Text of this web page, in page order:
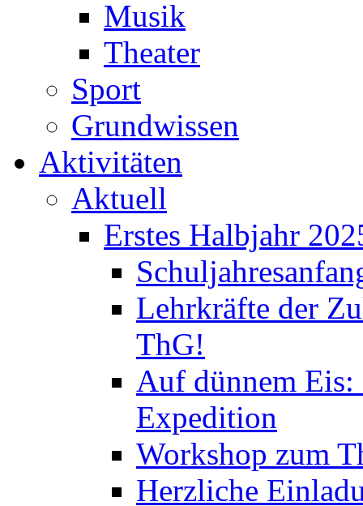
Musik
Theater
Sport
Grundwissen
Aktivitäten
Aktuell
Erstes Halbjahr
Lehrkräfte der
ThG!
Auf dünnem
Expedition
Workshop zum
Herzliche